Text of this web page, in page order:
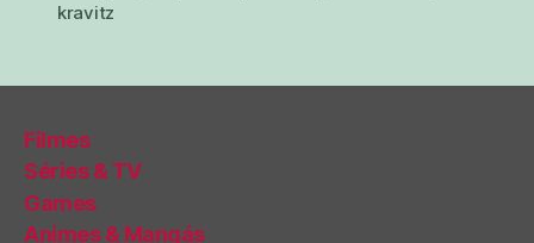
kravitz
Filmes
Séries & TV
Games
Animes & Mangás